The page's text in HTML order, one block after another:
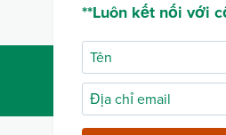
**Luôn kết nối với
Tên
Địa
chỉ